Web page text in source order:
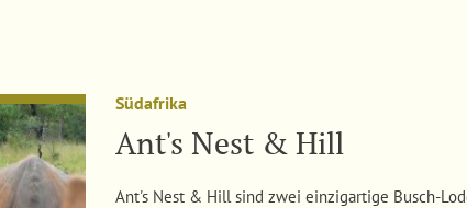
Südafrika
Ant's Nest & Hill
Ant's Nest & Hill sind zwei einzigartige Busch-